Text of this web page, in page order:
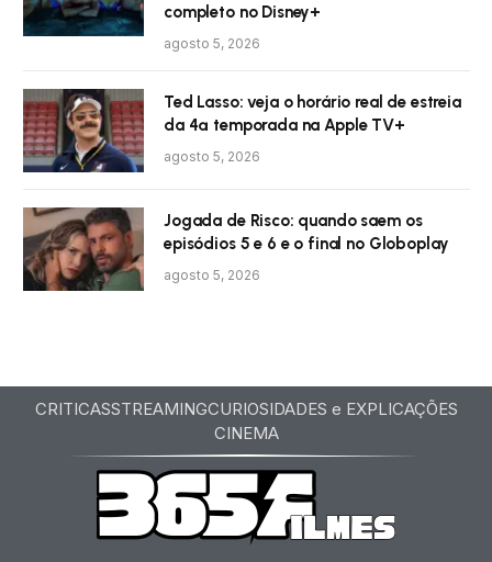
completo no Disney+
agosto 5, 2026
Ted Lasso: veja o horário real de estreia
da 4ª temporada na Apple TV+
agosto 5, 2026
Jogada de Risco: quando saem os
episódios 5 e 6 e o final no Globoplay
agosto 5, 2026
CRITICASSTREAMINGCURIOSIDADES e EXPLICAÇÕES
CINEMA